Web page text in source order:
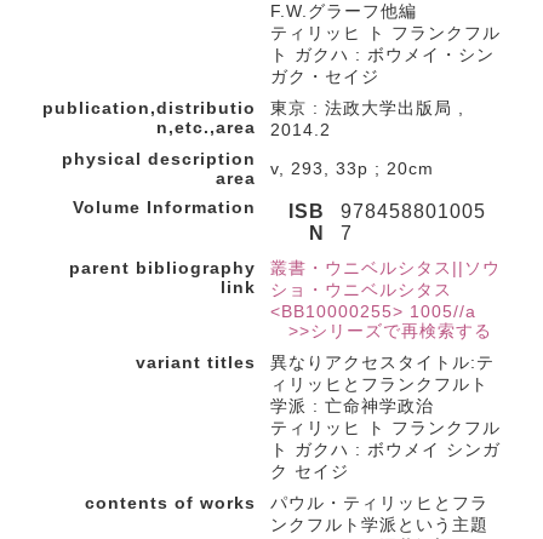
F.W.グラーフ他編
ティリッヒ ト フランクフル
ト ガクハ : ボウメイ・シン
ガク・セイジ
publication,distributio
n,etc.,area
東京 : 法政大学出版局 ,
2014.2
physical description
area
v, 293, 33p ; 20cm
Volume Information
ISB
N
978458801005
7
parent bibliography
link
叢書・ウニベルシタス||ソウ
ショ・ウニベルシタス
<BB10000255> 1005//a
>>シリーズで再検索する
variant titles
異なりアクセスタイトル:テ
ィリッヒとフランクフルト
学派 : 亡命神学政治
ティリッヒ ト フランクフル
ト ガクハ : ボウメイ シンガ
ク セイジ
contents of works
パウル・ティリッヒとフラ
ンクフルト学派という主題